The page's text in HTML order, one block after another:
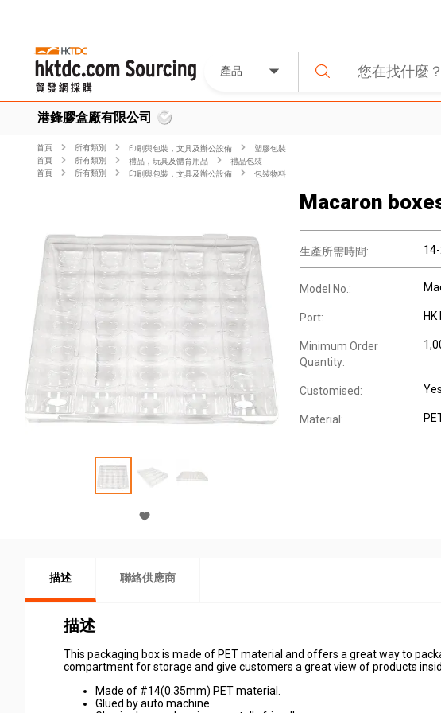
產品
港鋒膠盒廠有限公司
首頁 所有類別 印刷與包裝，文具及辦公設備
塑膠包裝
首頁
所有類別 禮品，玩具及體育用品
禮品包裝
首頁
所有類別 印刷與包裝，文具及辦公設備 包裝物料
Macaron
生產所需時間:
Model No.:
Port:
Minimum Order
Quantity:
Customised: Yes
Material:
描述 聯絡供應商
描述
This packaging box is made of PET material and offers a great way to
compartment for storage and give customers a great view of products
Made of #14(0.35mm) PET material.
Glued by auto machine.